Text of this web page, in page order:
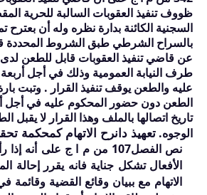
ظووف تنفيذ العقوبات السالبة للحرية
السجنية الكائنة بدارة نظره وله أن
بالسراح الشرطي طبق الشروط المحددة
عن قاضي تنفيذ العقوبات قابل للطعن لدى
طرف النيابة العمومية وذلك في أجل أربعة
عليه والطعن يوقف تنفيذ القرار . وتبت
الطعن دون حضور المحكوم عليه في أجل
تاريخ اتصالها بالملف وهذا القرار لا
الوجوه. تعهيذ دانرح الاتهام كمحكمة
نص الفصل107 من م ا ج على أنه إذا
الأفعال تشكل جناية فانه يقرر إحالة
الاتهام مع ببيان وقائع القضية